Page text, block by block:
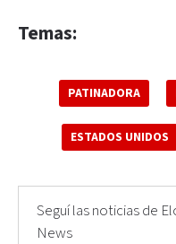
Temas:
PATINADORA
ESTADOS UNIDOS
Seguí las noticias de
News